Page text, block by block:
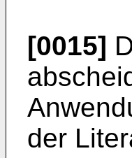
[0015]
der